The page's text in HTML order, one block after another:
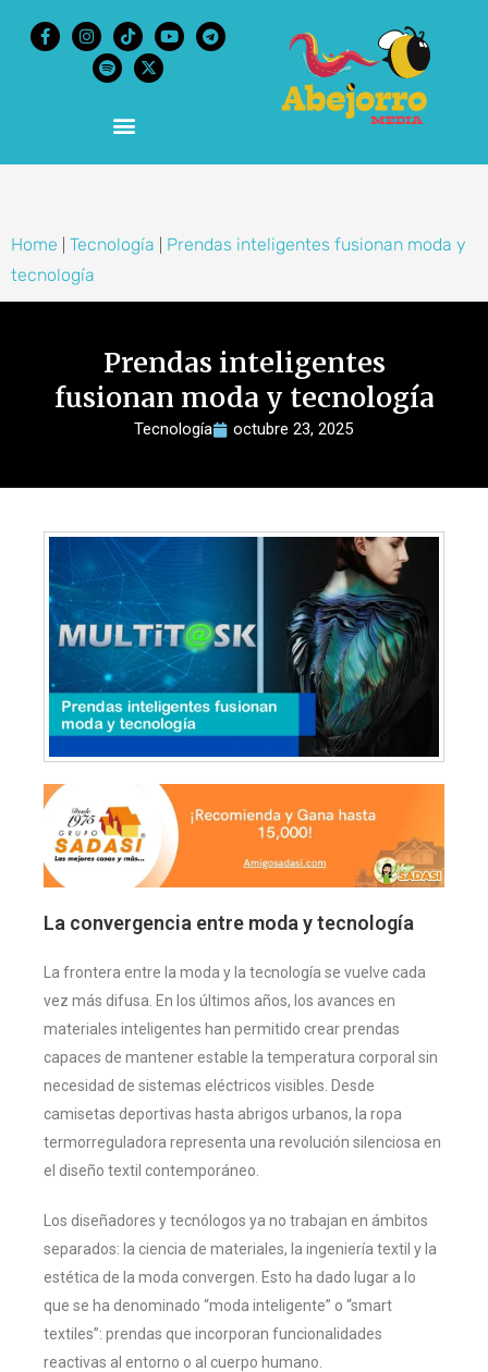
Home Tecnología
Prendas inteligentes fusionan moda y
tecnología
Prendas inteligentes
fusionan moda y tecnología
Tecnología octubre 23, 2025
La convergencia entre moda y tecnología
La frontera entre la moda y la tecnología se vuelve cada
vez más difusa. En los últimos años, los avances en
materiales inteligentes han permitido crear prendas
capaces de mantener estable la temperatura corporal sin
necesidad de sistemas eléctricos visibles. Desde
camisetas deportivas hasta abrigos urbanos, la ropa
termorreguladora representa una revolución silenciosa en
el diseño textil contemporáneo.
Los diseñadores y tecnólogos ya no trabajan en ámbitos
separados: la ciencia de materiales, la ingeniería textil y la
estética de la moda convergen. Esto ha dado lugar a lo
que se ha denominado “moda inteligente” o “smart
textiles”: prendas que incorporan funcionalidades
reactivas al entorno o al cuerpo humano.